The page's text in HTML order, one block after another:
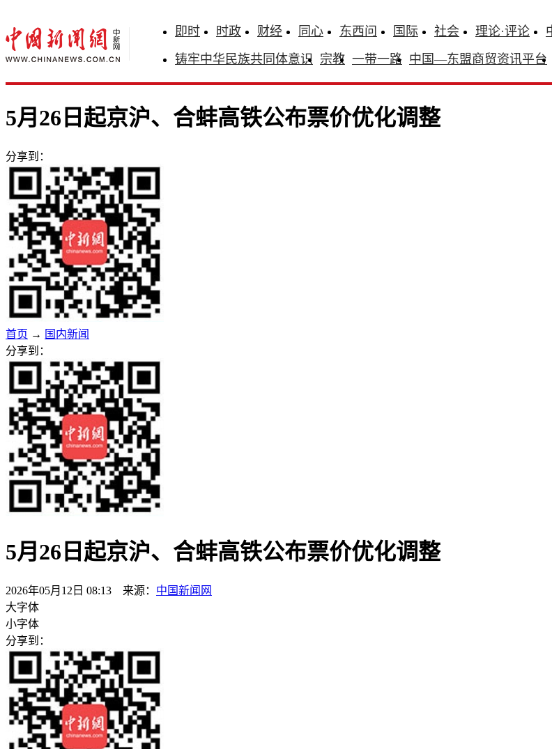
即时 时政 财经 同心 东西问 国际 社会 理论·评论
铸牢中华民族共同体意识 宗教 一带一路 中国—东盟商贸资讯平台
5月26日起京沪、合蚌高铁公布票价优化调整
分享到：
首页 → 国内新闻
分享到：
5月26日起京沪、合蚌高铁公布票价优化调整
2026年05月12日 08:13 来源： 中国新闻网
大字体
小字体
分享到：